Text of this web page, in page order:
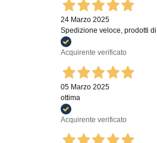
24 Marzo 2025
Spedizione veloce, prodotti
Acquirente verificato
05 Marzo 2025
ottima
Acquirente verificato